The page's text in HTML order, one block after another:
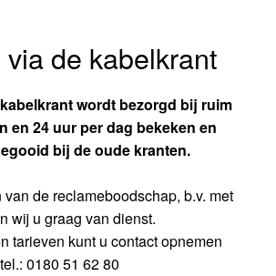
de kabelkrant
wordt bezorgd bij ruim
en 24 uur per dag bekeken en
bij de oude kranten.
de reclameboodschap, b.v. met
wij u graag van dienst.
tarieven kunt u contact opnemen
0180 51 62 80